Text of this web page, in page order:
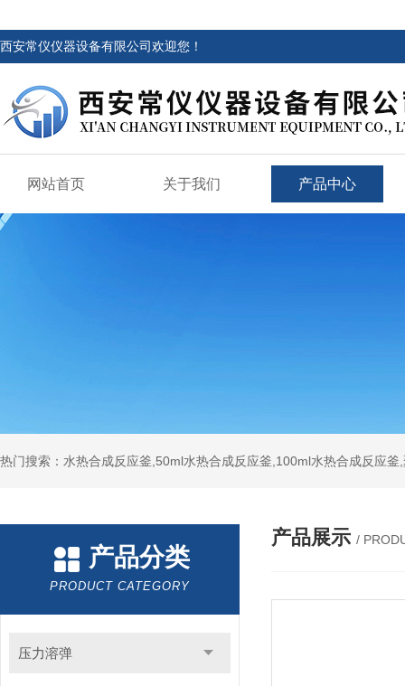
西安常仪仪器设备有限公司欢迎您！
网站首页 关于我们 产品中心
热门搜索：水热合成反应釜,50ml水热合成反应釜,100ml水热合成反应
产品分类
PRODUCT CATEGORY
压力溶弹
产品展示 /